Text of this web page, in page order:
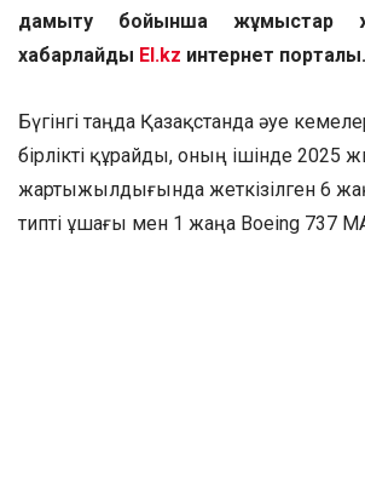
дамыту бойынша жұмыстар
хабарлайды El.kz интернет порталы.
Бүгінгі таңда Қазақстанда әуе
бірлікті құрайды, оның ішінде 2025
жартыжылдығында жеткізілген 6
типті ұшағы мен 1 жаңа Boeing 737